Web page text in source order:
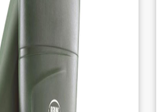
une isolation thermique
-20°C, garantissant des
même dans des conditions
: Ces bottes peuvent
d’un embout et d’une
pour une protection